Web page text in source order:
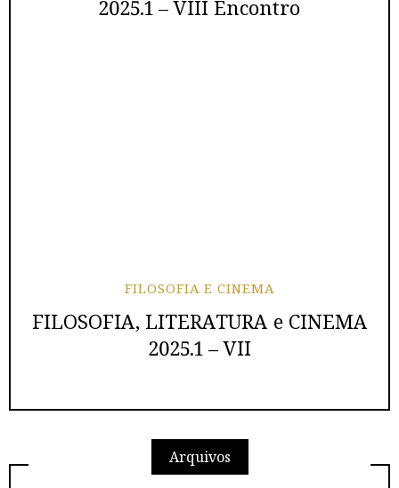
2025.1 – VIII Encontro
FILOSOFIA E CINEMA
FILOSOFIA, LITERATURA e CINEMA
2025.1 – VII
Arquivos